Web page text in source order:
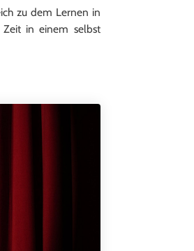
zu dem Lernen in
Zeit in einem selbst